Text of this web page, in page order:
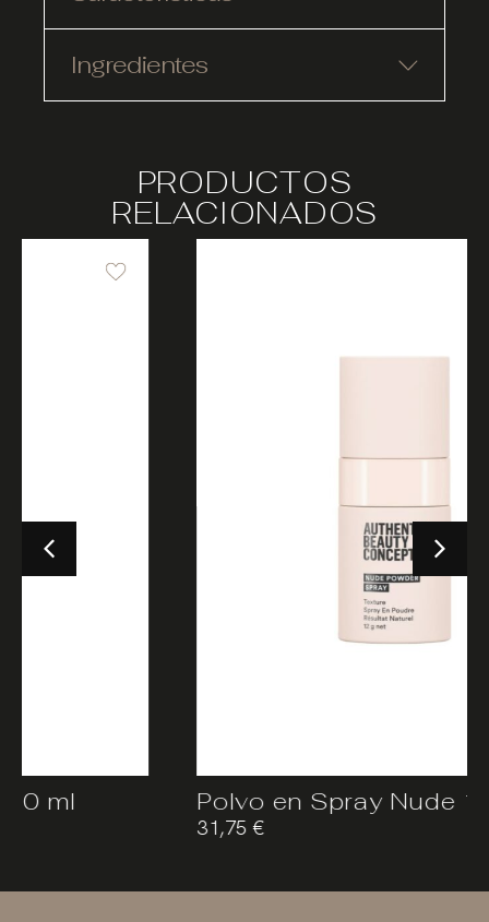
Ingredientes
PRODUCTOS
RELACIONADOS
Polvo en Spray Nude 12 g